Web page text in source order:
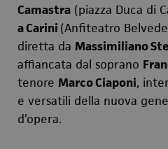
Camastra (piazza Duca di
a Carini (Anfiteatro
diretta da Massimiliano
affiancata dal soprano
tenore Marco Ciaponi,
e versatili della nuova
d’opera.